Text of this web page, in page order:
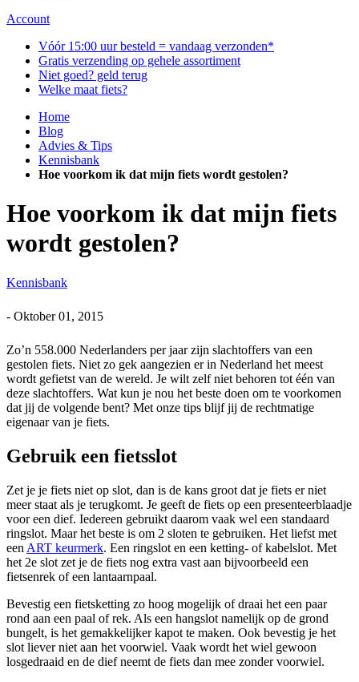
Account
Vóór 15:00 uur besteld = vandaag verzonden*
Gratis verzending op gehele assortiment
Niet goed? geld terug
Welke maat fiets?
Home
Blog
Advies & Tips
Kennisbank
Hoe voorkom ik dat mijn fiets wordt gestolen?
Hoe voorkom ik dat mijn fiets
wordt gestolen?
Kennisbank
- Oktober 01, 2015
Zo’n 558.000 Nederlanders per jaar zijn slachtoffers van een
gestolen fiets. Niet zo gek aangezien er in Nederland het meest
wordt gefietst van de wereld. Je wilt zelf niet behoren tot één van
deze slachtoffers. Wat kun je nou het beste doen om te voorkomen
dat jij de volgende bent? Met onze tips blijf jij de rechtmatige
eigenaar van je fiets.
Gebruik een fietsslot
Zet je je fiets niet op slot, dan is de kans groot dat je fiets er niet
meer staat als je terugkomt. Je geeft de fiets op een presenteerblaadje
voor een dief. Iedereen gebruikt daarom vaak wel een standaard
ringslot. Maar het beste is om 2 sloten te gebruiken. Het liefst met
een ART keurmerk. Een ringslot en een ketting- of kabelslot. Met
het 2e slot zet je de fiets nog extra vast aan bijvoorbeeld een
fietsenrek of een lantaarnpaal.
Bevestig een fietsketting zo hoog mogelijk of draai het een paar
rond aan een paal of rek. Als een hangslot namelijk op de grond
bungelt, is het gemakkelijker kapot te maken. Ook bevestig je het
slot liever niet aan het voorwiel. Vaak wordt het wiel gewoon
losgedraaid en de dief neemt de fiets dan mee zonder voorwiel.